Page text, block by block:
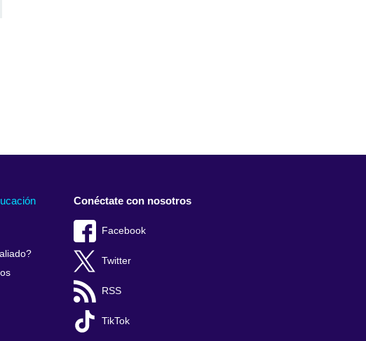
Conéctate con nosotros
Facebook
Twitter
RSS
TikTok